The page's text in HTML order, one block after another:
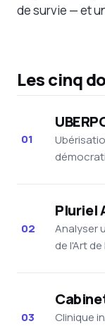
de survie — et
Les cinq
01
02
Pluriel
Analyser
de l'Art
03
Clinique